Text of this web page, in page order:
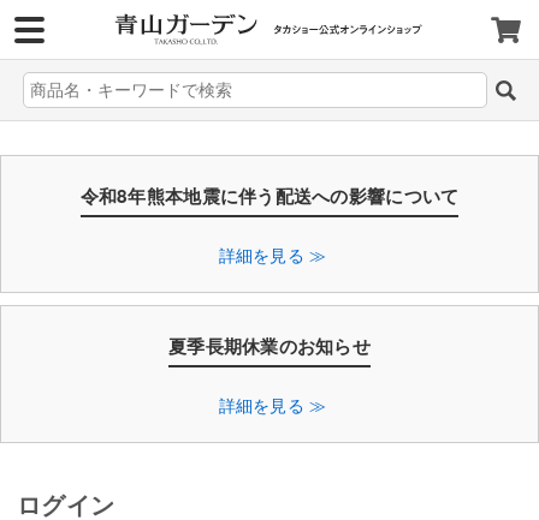
令和8年熊本地震に伴う配送への影響について
詳細を見る ≫
夏季長期休業のお知らせ
詳細を見る ≫
ログイン